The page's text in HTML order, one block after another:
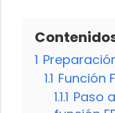
1
1.1 Función
1.1.1 Paso